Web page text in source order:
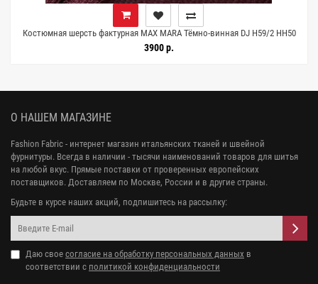
Костюмная шерсть фактурная MAX MARA Тёмно-винная DJ H59/2 HH50
25052634
3900 р.
О НАШЕМ МАГАЗИНЕ
Fashion Fabric - интернет магазин итальянских тканей и швейной
фурнитуры. Всегда в наличии - тысячи наименований товаров для шитья
на любой вкус. Прямые поставки от проверенных европейских
поставщиков. Доставляем по Москве, России и в другие страны.
Будьте в курсе наших акций, подпишитесь на рассылку:
Даю свое согласие на обработку персональных данных в
соответствии с политикой конфиденциальности